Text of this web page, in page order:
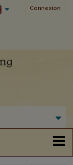
Connexion